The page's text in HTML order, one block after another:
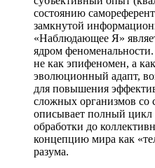
состоянию
замкнутой
«Наблюдающее Я»
ядром
не как эпифеномен, а
эволюционный адапт,
для повышения
сложных организмов со
описывает полный цикл
обработки до
концепцию мира как
разума.